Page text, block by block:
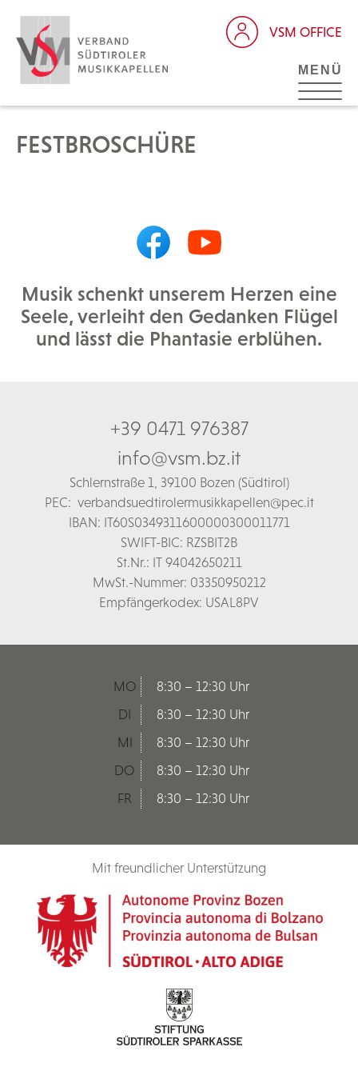
VSM OFFICE
MENÜ
FESTBROSCHÜRE
Musik schenkt unserem Herzen eine
Seele, verleiht den Gedanken Flügel
und lässt die Phantasie erblühen.
+39 0471 976387
info@vsm.bz.it
Schlernstraße 1, 39100 Bozen (Südtirol)
PEC: verbandsuedtirolermusikkapellen@pec.it
IBAN: IT60S0349311600000300011771
SWIFT-BIC: RZSBIT2B
St.Nr.: IT 94042650211
MwSt.-Nummer: 03350950212
Empfängerkodex: USAL8PV
MO
8:30 – 12:30 Uhr
DI
8:30 – 12:30 Uhr
MI
8:30 – 12:30 Uhr
DO
8:30 – 12:30 Uhr
FR
8:30 – 12:30 Uhr
Mit freundlicher Unterstützung